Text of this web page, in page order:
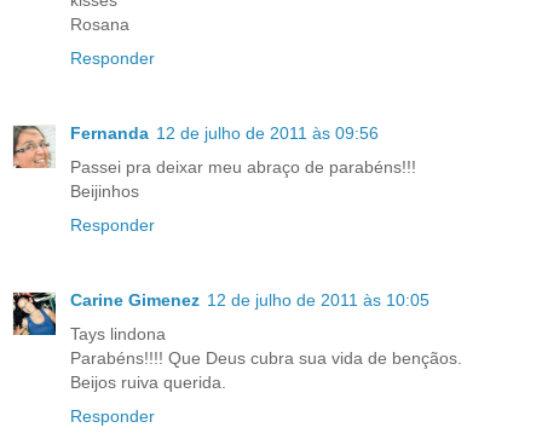
Rosana
Responder
Fernanda 12 de julho de 2011 às 09:56
Passei pra deixar meu abraço de parabéns!!!
Beijinhos
Responder
Carine Gimenez 12 de julho de 2011 às 10:05
Tays lindona
Parabéns!!!! Que Deus cubra sua vida de bençãos.
Beijos ruiva querida.
Responder